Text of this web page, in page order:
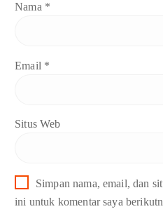
Nama *
Email *
Situs Web
Simpan nama, email, dan
ini untuk komentar saya